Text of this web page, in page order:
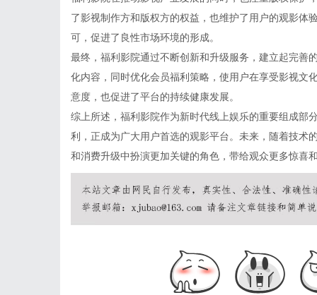
了影视制作方和版权方的权益，也维护了用户的观影体
可，促进了良性市场环境的形成。
最终，福利影院通过不断创新和升级服务，建立起完善
化内容，同时优化会员福利策略，使用户在享受影视文
意度，也促进了平台的持续健康发展。
综上所述，福利影院作为新时代线上娱乐的重要组成部
利，正成为广大用户首选的观影平台。未来，随着技术
和消费升级中扮演更加关键的角色，带给观众更多惊喜